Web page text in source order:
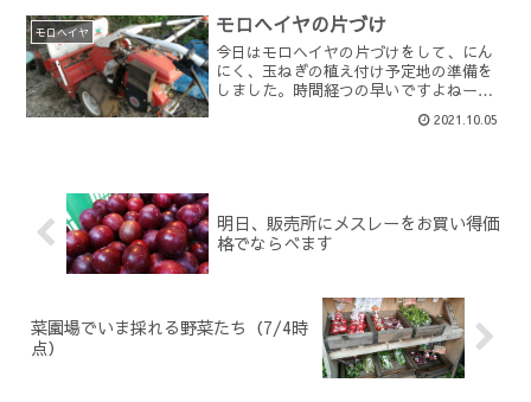
るよー』とか、『ダイコンの種をもうじ
きまくよー』、『ブロ...
モロヘイヤ モロヘイヤの片づけ
今日はモロヘイヤの片づけをして、にん
にく、玉ねぎの植え付け予定地の準備を
しました。時間経つの早いですよねー。
10月はそらまめ、にんにく、玉ねぎ、エ
ンドウ豆などなどの植え付け適期となり
2021.10.05
明日、販売所にメスレーをお買い得価
格でならべます
菜園場でいま採れる野菜たち（7/4時
点）